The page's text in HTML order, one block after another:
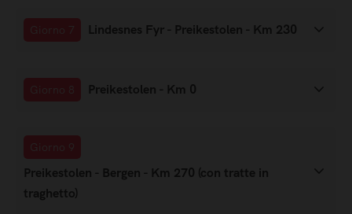
Giorno 7 Lindesnes Fyr - Preikestolen - Km 230
Giorno 8 Preikestolen - Km 0
Giorno 9
Preikestolen - Bergen - Km 270 (con tratte in
traghetto)